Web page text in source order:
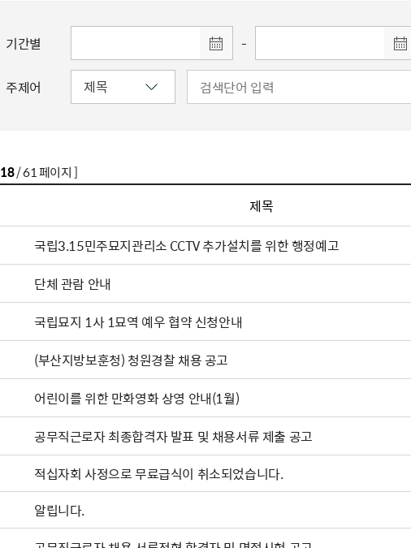
기간별 -
주제어
18/ 61 페이지 ]
제목
국립3.15민주묘지관리소 CCTV 추가설치를 위한 행정예고
단체 관람 안내
국립묘지 1사 1묘역 예우 협약 신청안내
(부산지방보훈청) 청원경찰 채용 공고
어린이를 위한 만화영화 상영 안내(1월)
공무직근로자 최종합격자 발표 및 채용서류 제출 공고
적십자회 사정으로 무료급식이 취소되었습니다.
알립니다.